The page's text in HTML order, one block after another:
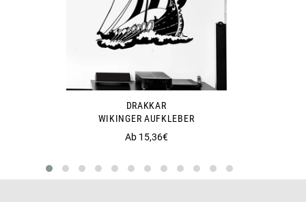
DRAKKAR
WIKINGER AUFKLEBER
Ab 15,36€